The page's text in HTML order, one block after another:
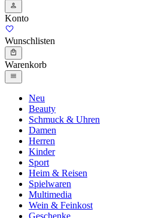
Konto
Wunschlisten
Warenkorb
Neu
Beauty
Schmuck & Uhren
Damen
Herren
Kinder
Sport
Heim & Reisen
Spielwaren
Multimedia
Wein & Feinkost